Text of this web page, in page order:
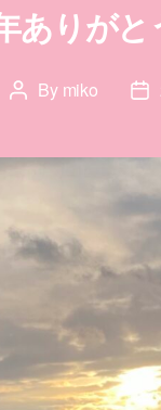
ありが
Post
By miko